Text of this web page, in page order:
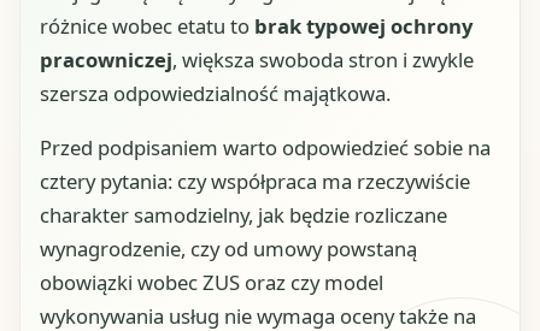
różnice wobec etatu to brak typowej ochrony
pracowniczej, większa swoboda stron i zwykle
szersza odpowiedzialność majątkowa.
Przed podpisaniem warto odpowiedzieć sobie na
cztery pytania: czy współpraca ma rzeczywiście
charakter samodzielny, jak będzie rozliczane
wynagrodzenie, czy od umowy powstaną
obowiązki wobec ZUS oraz czy model
wykonywania usług nie wymaga oceny także na